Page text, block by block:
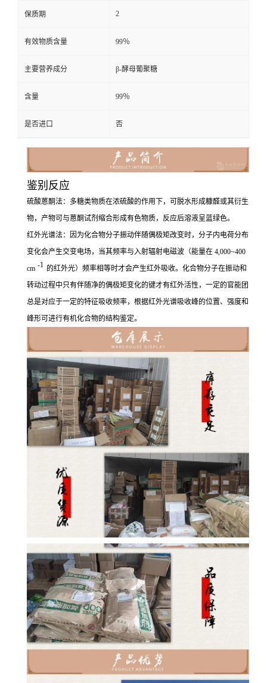
保质期 2
有效物质含量 99％
主要营养成分 β-酵母葡聚糖
含量 99％
是否进口 否
鉴别反应
硫酸蒽酮法：多糖类物质在浓硫酸的作用下，可脱水形成糠醛或其衍生
物，产物可与蒽酮试剂缩合形成有色物质，反应后溶液呈蓝绿色。
红外光谱法：因为化合物分子振动伴随偶极矩改变时，分子内电荷分布
变化会产生交变电场，当其频率与入射辐射电磁波（能量在 4,000~400
cm -1 的红外光）频率相等时才会产生红外吸收。化合物分子在振动和
转动过程中只有伴随净的偶极矩变化的键才有红外活性，一定的官能团
总是对应于一定的特征吸收频率，根据红外光谱吸收峰的位置、强度和
峰形可进行有机化合物的结构鉴定。